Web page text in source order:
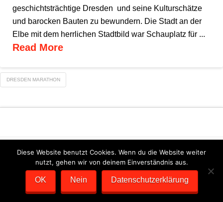
geschichtsträchtige Dresden und seine Kulturschätze
und barocken Bauten zu bewundern. Die Stadt an der
Elbe mit dem herrlichen Stadtbild war Schauplatz für ...
Read More
DRESDEN MARATHON
DATENSCHUTZERKLÄRUNG IMPRESSUM
SCHOTKA WEBDESIGN
Diese Website benutzt Cookies. Wenn du die Website weiter
nutzt, gehen wir von deinem Einverständnis aus.
OK Nein Datenschutzerklärung